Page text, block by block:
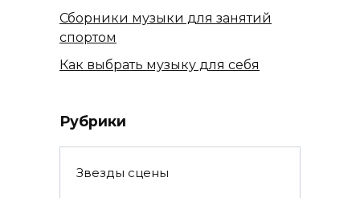
Сборники музыки для занятий
спортом
Как выбрать музыку для себя
Рубрики
Звезды сцены